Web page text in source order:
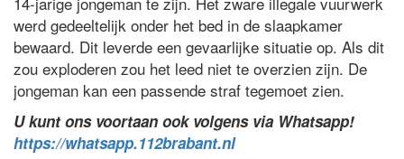
werd gedeeltelijk onder het bed in de slaapkamer
bewaard. Dit leverde een gevaarlijke situatie op. Als dit
zou exploderen zou het leed niet te overzien zijn. De
jongeman kan een passende straf tegemoet zien.
U kunt ons voortaan ook volgens via Whatsapp!
https://whatsapp.112brabant.nl